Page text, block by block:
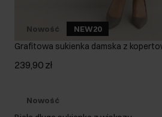
Nowość NEW20
Grafitowa sukienka damska z
239,90 zł
Nowość